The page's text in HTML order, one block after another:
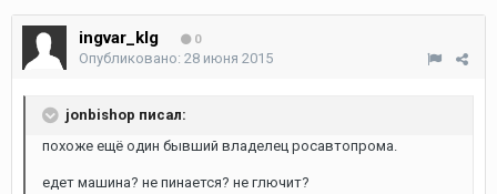
ingvar_klg 0
Опубликовано: 28 июня 2015
jonbishop писал:
похоже ещё один бывший владелец росавтопрома.
едет машина? не пинается? не глючит?